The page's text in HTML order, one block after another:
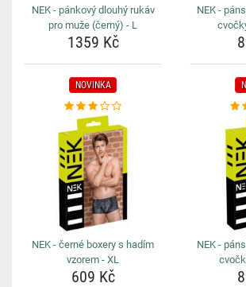
NEK - pánkový dlouhý rukáv
pro muže (černý) - L
1359 Kč
NEK -
NOVINKA
NEK - černé boxery s hadím
vzorem - XL
609 Kč
NEK -